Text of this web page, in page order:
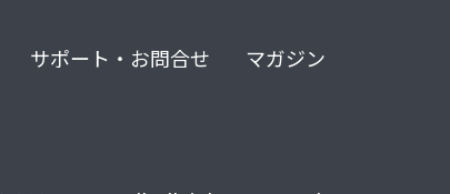
サポート・お問合せ マガジン